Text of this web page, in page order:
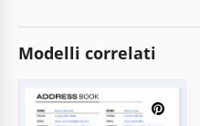
Modelli correlati